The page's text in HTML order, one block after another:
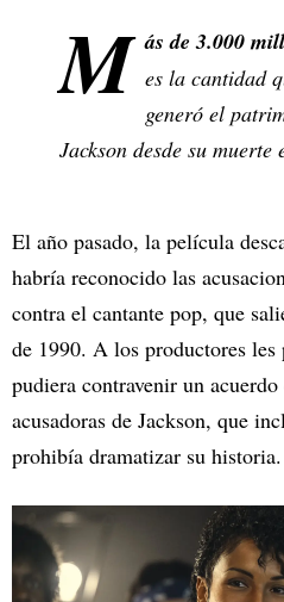
M ás de 3.000
es la cantidad
generó el
Jackson desde su muerte
El año pasado, la película
habría reconocido las
contra el cantante pop, que
de 1990. A los productores les
pudiera contravenir un
acusadoras de Jackson, que
prohibía dramatizar su historia.